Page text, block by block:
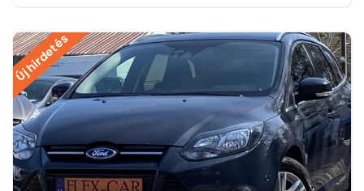
Új hirdetés